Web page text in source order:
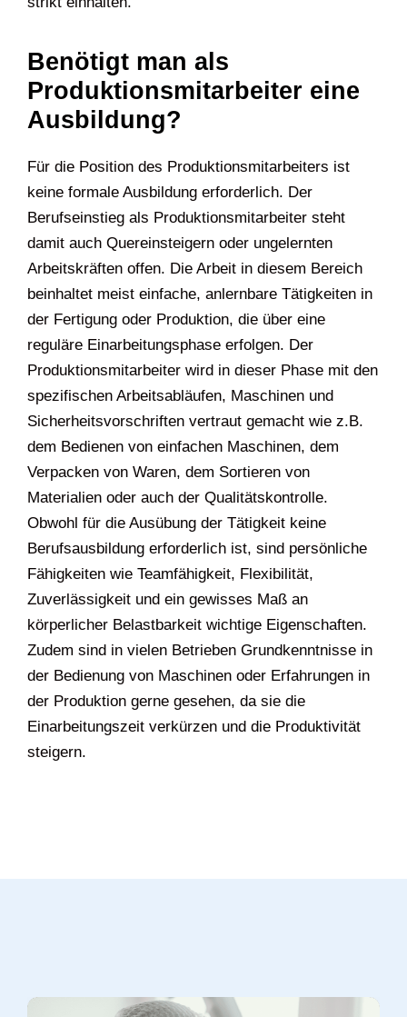
Benötigt man als
Produktionsmitarbeiter eine
Ausbildung?
Für die Position des Produktionsmitarbeiters ist
keine formale Ausbildung erforderlich. Der
Berufseinstieg als Produktionsmitarbeiter steht
damit auch Quereinsteigern oder ungelernten
Arbeitskräften offen. Die Arbeit in diesem Bereich
beinhaltet meist einfache, anlernbare Tätigkeiten in
der Fertigung oder Produktion, die über eine
reguläre Einarbeitungsphase erfolgen. Der
Produktionsmitarbeiter wird in dieser Phase mit den
spezifischen Arbeitsabläufen, Maschinen und
Sicherheitsvorschriften vertraut gemacht wie z.B.
dem Bedienen von einfachen Maschinen, dem
Verpacken von Waren, dem Sortieren von
Materialien oder auch der Qualitätskontrolle.
Obwohl für die Ausübung der Tätigkeit keine
Berufsausbildung erforderlich ist, sind persönliche
Fähigkeiten wie Teamfähigkeit, Flexibilität,
Zuverlässigkeit und ein gewisses Maß an
körperlicher Belastbarkeit wichtige Eigenschaften.
Zudem sind in vielen Betrieben Grundkenntnisse in
der Bedienung von Maschinen oder Erfahrungen in
der Produktion gerne gesehen, da sie die
Einarbeitungszeit verkürzen und die Produktivität
steigern.